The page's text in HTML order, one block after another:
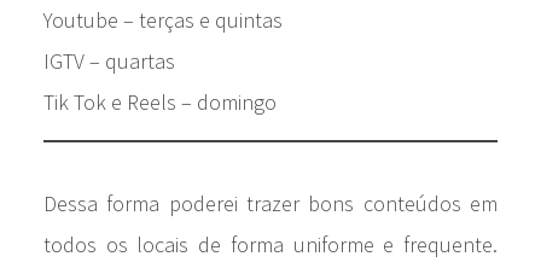
Youtube – terças e quintas
IGTV – quartas
Tik Tok e Reels – domingo
Dessa forma poderei trazer bons conteúdos em
todos os locais de forma uniforme e frequente.